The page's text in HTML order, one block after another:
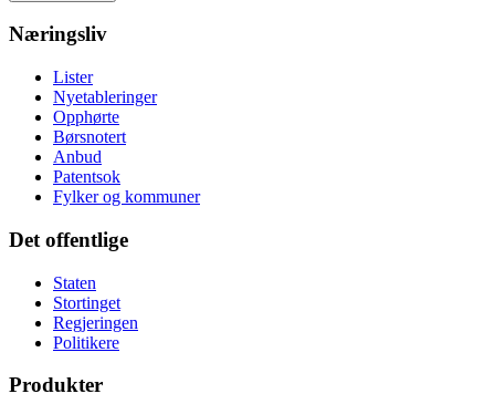
Næringsliv
Lister
Nyetableringer
Opphørte
Børsnotert
Anbud
Patentsok
Fylker og kommuner
Det offentlige
Staten
Stortinget
Regjeringen
Politikere
Produkter